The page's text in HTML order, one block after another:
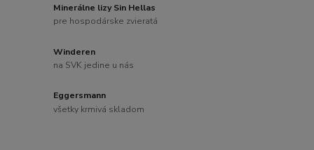
Minerálne lizy Sin Hellas
pre hospodárske zvieratá
Winderen
na SVK jedine u nás
Eggersmann
všetky krmivá skladom